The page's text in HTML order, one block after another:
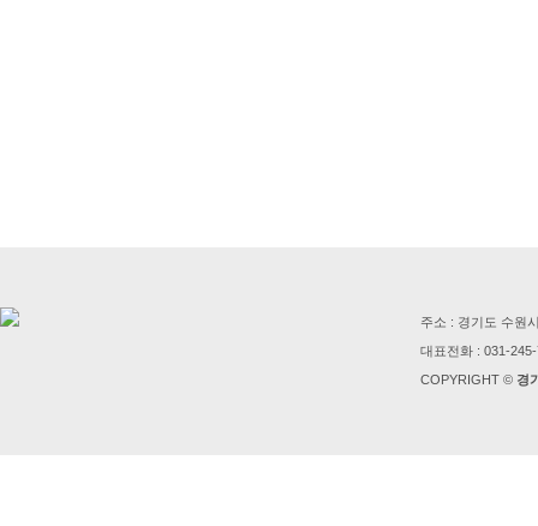
주소 : 경기도 수원
대표전화 : 031-
COPYRIGHT © 경